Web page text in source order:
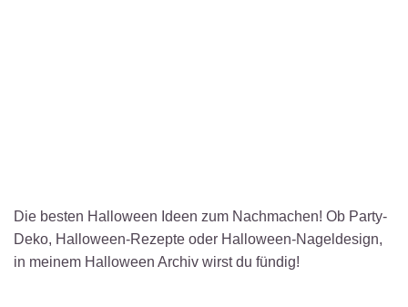
Die besten Halloween Ideen zum Nachmachen! Ob Party-
Deko, Halloween-Rezepte oder Halloween-Nageldesign,
in meinem Halloween Archiv wirst du fündig!